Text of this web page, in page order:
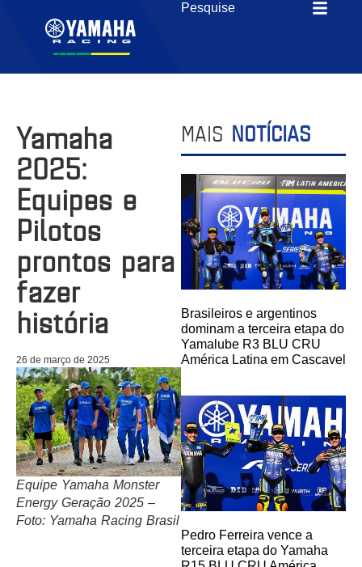
Yamaha
2025:
Equipes e
Pilotos
prontos para
fazer
história
26 de março de 2025
Equipe Yamaha Monster
Energy Geração 2025 –
Foto: Yamaha Racing Brasil
MAIS NOTÍCIAS
Brasileiros e argentinos
dominam a terceira etapa do
Yamalube R3 BLU CRU
América Latina em Cascavel
Pedro Ferreira vence a
terceira etapa do Yamaha